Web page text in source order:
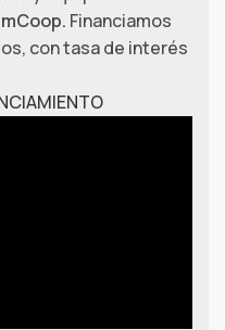
Financiamos
con tasa de interés